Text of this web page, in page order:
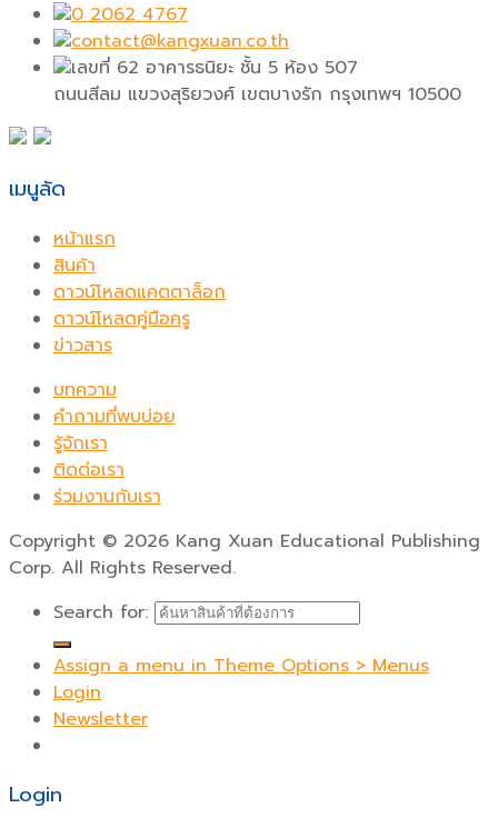
0 2062 4767
contact@kangxuan.co.th
เลขที่ 62 อาคารธนิยะ ชั้น 5 ห้อง 507
ถนนสีลม แขวงสุริยวงศ์ เขตบางรัก กรุงเทพฯ 10500
เมนูลัด
หน้าแรก
สินค้า
ดาวน์โหลดแคตตาล็อก
ดาวน์โหลดคู่มือครู
ข่าวสาร
บทความ
คำถามที่พบบ่อย
รู้จักเรา
ติดต่อเรา
ร่วมงานกับเรา
Copyright © 2026 Kang Xuan Educational Publishing
Corp. All Rights Reserved.
Search for:
Assign a menu in Theme Options > Menus
Login
Newsletter
Login